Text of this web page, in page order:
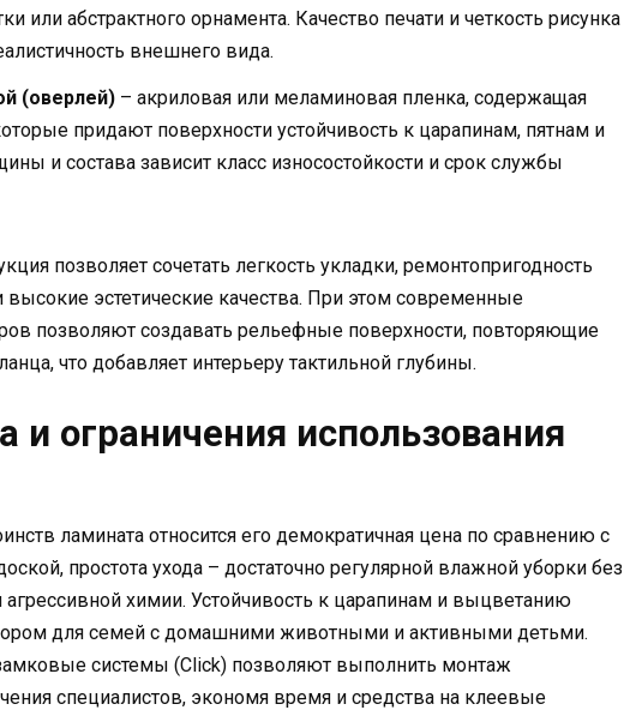
или абстрактного орнамента. Качество печати и четкость рисунка
внешнего вида.
(оверлей) – акриловая или меламиновая пленка, содержащая
придают поверхности устойчивость к царапинам, пятнам и
и состава зависит класс износостойкости и срок службы
позволяет сочетать легкость укладки, ремонтопригодность
эстетические качества. При этом современные
позволяют создавать рельефные поверхности, повторяющие
что добавляет интерьеру тактильной глубины.
и ограничения использования
ламината относится его демократичная цена по сравнению с
простота ухода – достаточно регулярной влажной уборки без
агрессивной химии. Устойчивость к царапинам и выцветанию
для семей с домашними животными и активными детьми.
системы (Click) позволяют выполнить монтаж
специалистов, экономя время и средства на клеевые